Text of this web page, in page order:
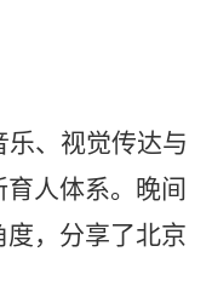
、视觉传达与
人体系。晚间
，分享了北京